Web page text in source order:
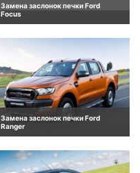
Замена заслонок печки Ford
Focus
Замена заслонок печки Ford
Ranger